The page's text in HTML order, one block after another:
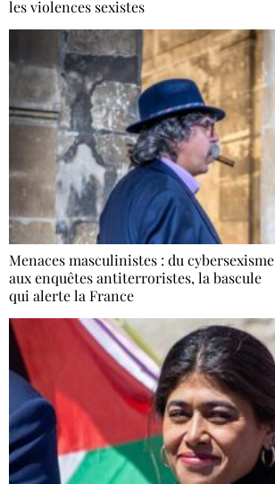
les violences sexistes
Menaces masculinistes : du cybersexisme
aux enquêtes antiterroristes, la bascule
qui alerte la France